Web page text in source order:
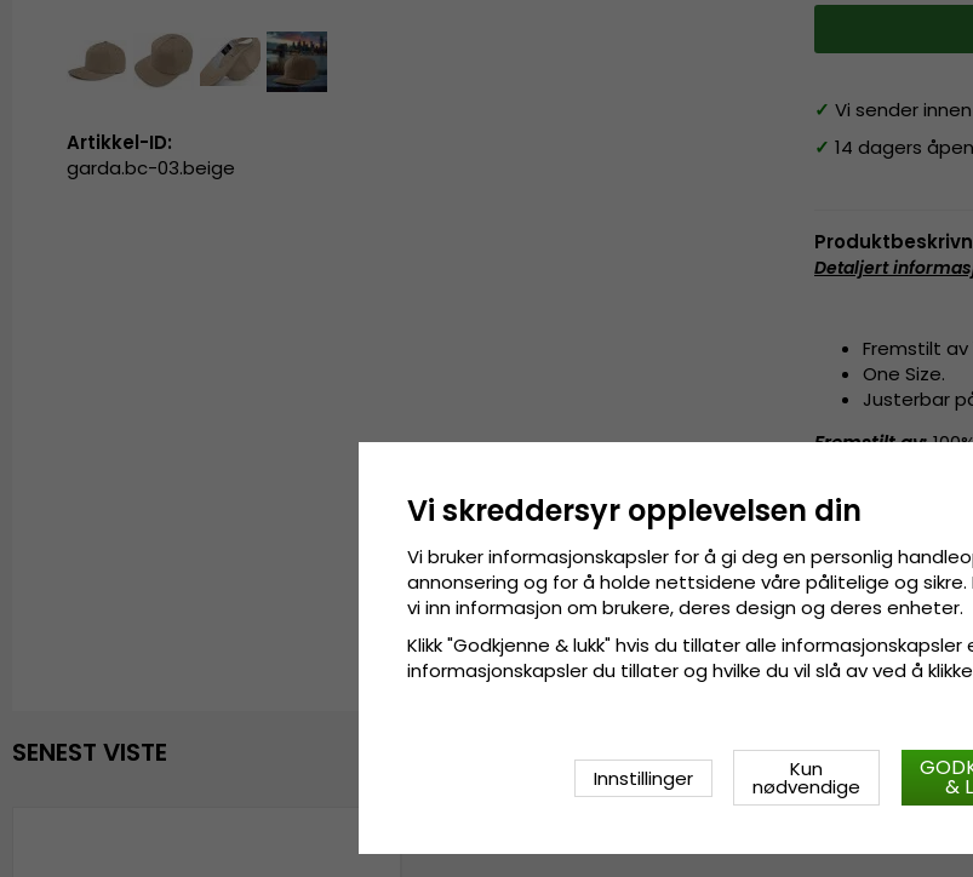
✓ Vi sender
✓ 14 dagers
Detaljert
Fremstilt av
One Size.
Justerbar
Fremstilt av:
Størrelsesguide
Artikkel-ID:
garda.bc-03.beige
SENEST VISTE
Vi skreddersyr opplevelsen din
Vi bruker informasjonskapsler for å gi deg en personlig
annonsering og for å holde nettsidene våre pålitelige og
vi inn informasjon om brukere, deres design og deres enheter.
Klikk "Godkjenne & lukk" hvis du tillater alle informasjonskapsler
informasjonskapsler du tillater og hvilke du vil slå av ved å
Innstillinger Kun
nødvendige &